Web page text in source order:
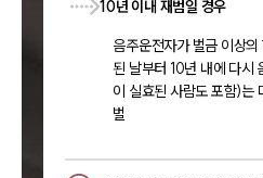
10년 이내 재범일 경우
음주운전자가 벌금 이상
된 날부터 10년 내에 다시
이 실효된 사람도 포함)는
벌